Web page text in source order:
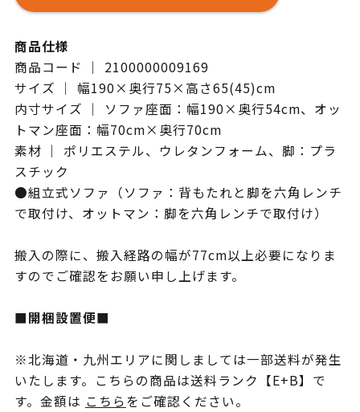
商品仕様
商品コード ｜ 2100000009169
サイズ ｜ 幅190×奥行75×高さ65(45)cm
内寸サイズ ｜ ソファ座面：幅190×奥行54cm、オッ
トマン座面：幅70cm×奥行70cm
素材 ｜ ポリエステル、ウレタンフォーム、脚：プラ
スチック
●組立式ソファ（ソファ：背もたれと脚を六角レンチ
で取付け、オットマン：脚を六角レンチで取付け）
搬入の際に、搬入経路の幅が77cm以上必要になりま
すのでご確認をお願い申し上げます。
■開梱設置便■
※北海道・九州エリアに関しましては一部送料が発生
いたします。こちらの商品は送料ランク【E+B】で
す。金額は こちらをご確認ください。